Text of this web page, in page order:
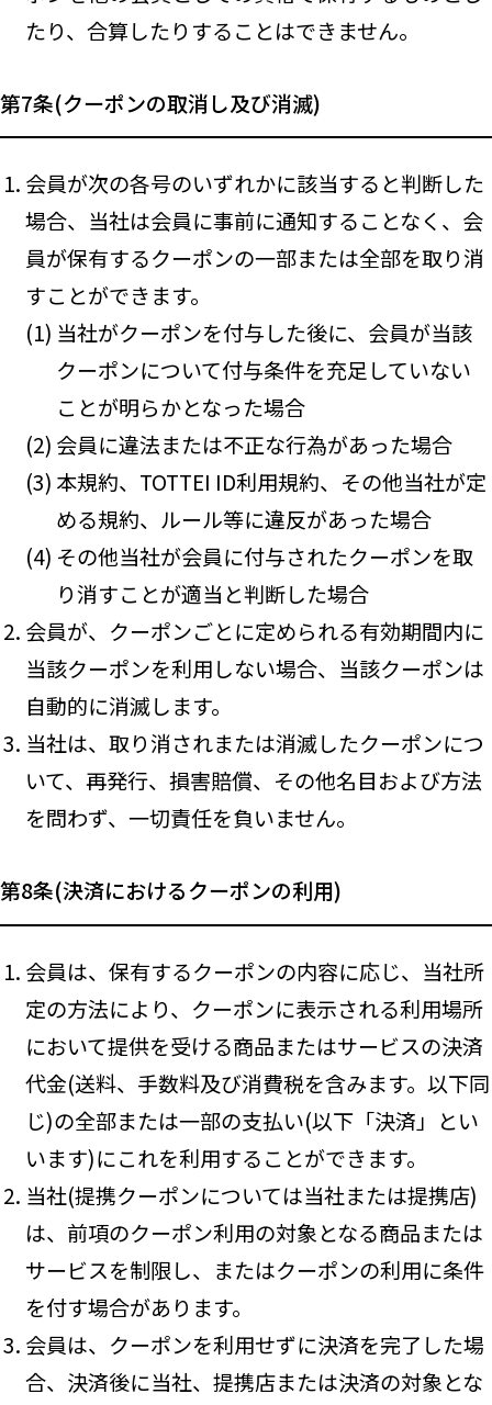
たり、合算したりすることはできません。
第7条(クーポンの取消し及び消滅)
会員が次の各号のいずれかに該当すると判断した
場合、当社は会員に事前に通知することなく、会
員が保有するクーポンの一部または全部を取り消
すことができます。
当社がクーポンを付与した後に、会員が当該
クーポンについて付与条件を充足していない
ことが明らかとなった場合
会員に違法または不正な行為があった場合
本規約、TOTTEI ID利用規約、その他当社が定
める規約、ルール等に違反があった場合
その他当社が会員に付与されたクーポンを取
り消すことが適当と判断した場合
会員が、クーポンごとに定められる有効期間内に
当該クーポンを利用しない場合、当該クーポンは
自動的に消滅します。
当社は、取り消されまたは消滅したクーポンにつ
いて、再発行、損害賠償、その他名目および方法
を問わず、一切責任を負いません。
第8条(決済におけるクーポンの利用)
会員は、保有するクーポンの内容に応じ、当社所
定の方法により、クーポンに表示される利用場所
において提供を受ける商品またはサービスの決済
代金(送料、手数料及び消費税を含みます。以下同
じ)の全部または一部の支払い(以下「決済」とい
います)にこれを利用することができます。
当社(提携クーポンについては当社または提携店)
は、前項のクーポン利用の対象となる商品または
サービスを制限し、またはクーポンの利用に条件
を付す場合があります。
会員は、クーポンを利用せずに決済を完了した場
合、決済後に当社、提携店または決済の対象とな